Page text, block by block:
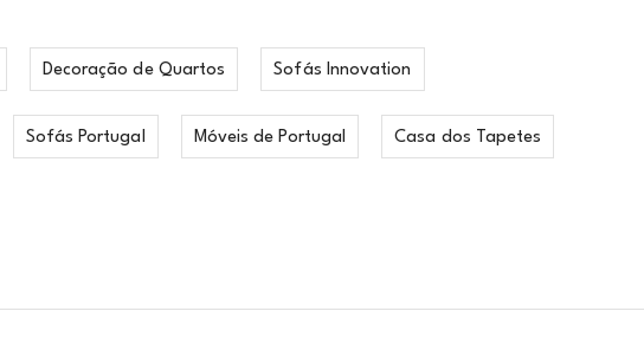
Decoração de Quartos Sofás Innovation
Sofás Portugal Móveis de Portugal Casa dos Tapetes